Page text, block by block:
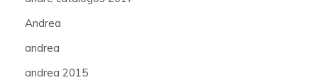
Andrea
andrea
andrea 2015